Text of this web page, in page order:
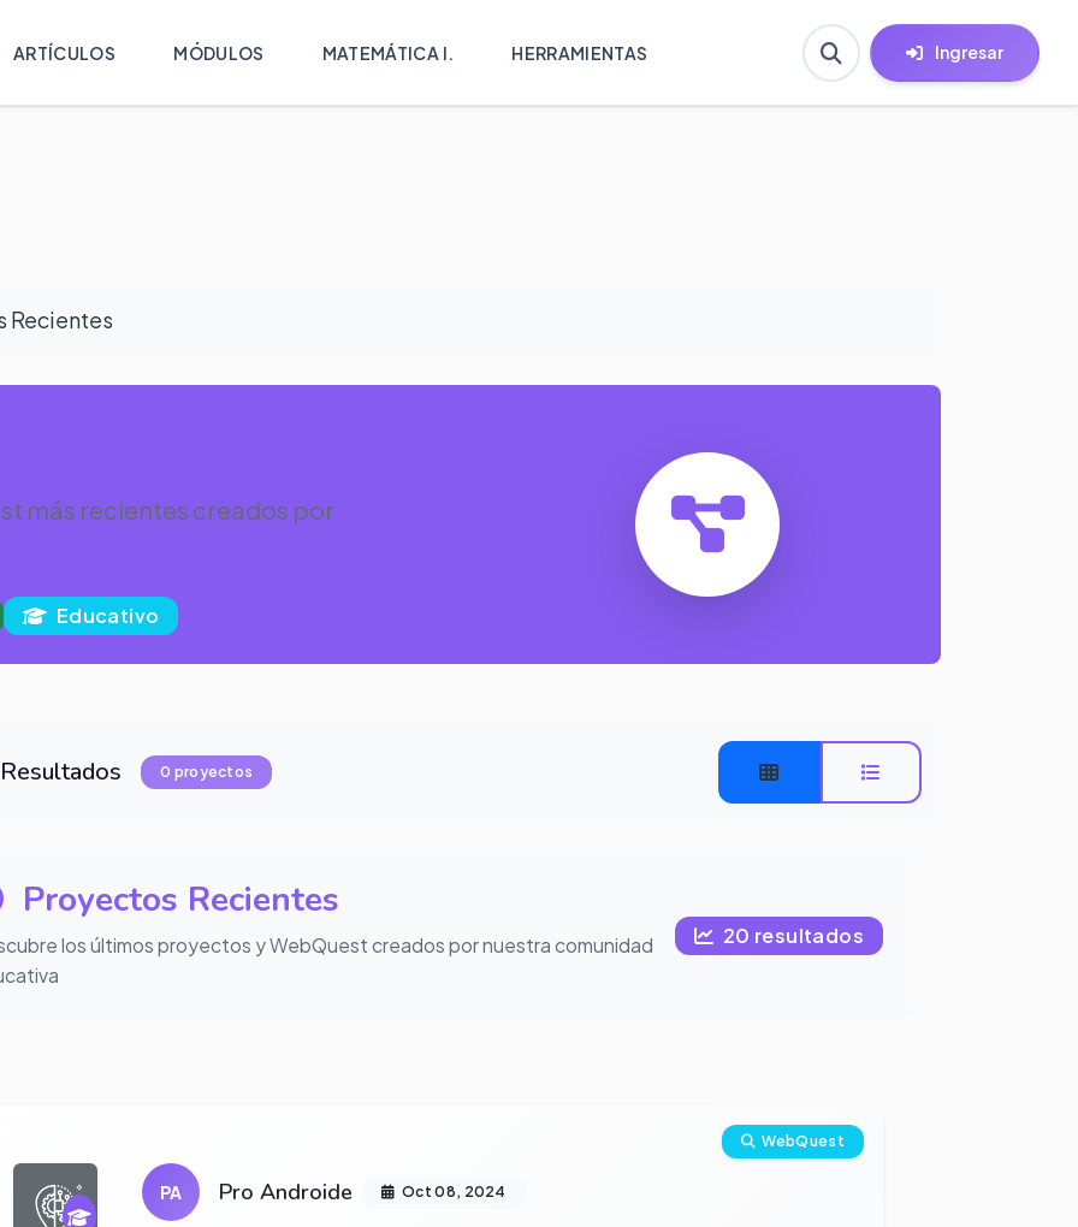
ARTÍCULOS MÓDULOS MATEMÁTICA I. HERRAMIENTAS Ingresar
Recientes
más recientes creados por
Educativo
0 proyectos
Proyectos Recientes
los últimos proyectos y WebQuest creados por nuestra comunidad
20 resultados
WebQuest
PA Pro Androide Oct 08, 2024